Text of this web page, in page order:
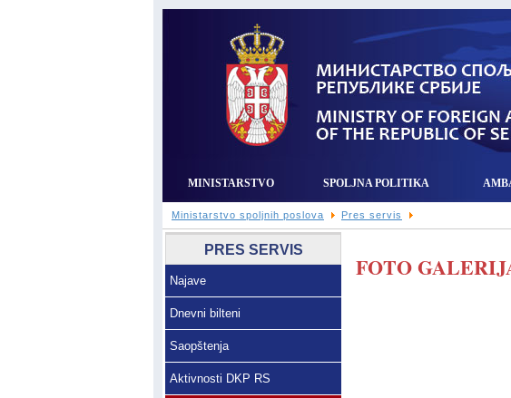
MINISTARSTVO SPOLJNA POLITIKA
Ministarstvo spoljnih poslova Pres servis
PRES SERVIS
Najave
Dnevni bilteni
Saopštenja
Aktivnosti DKP RS
FOTO